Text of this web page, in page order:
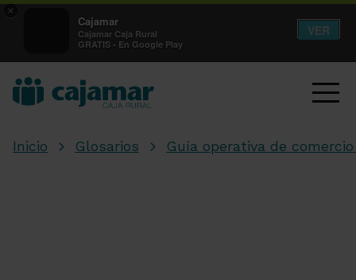
×
Cajamar
Cajamar Caja Rural
GRATIS - En Google Play
VER
Inicio Glosarios Guía operativa de